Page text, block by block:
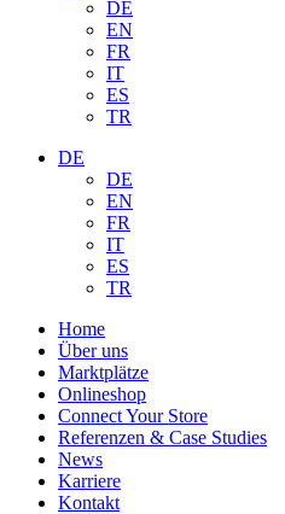
DE
EN
FR
IT
ES
TR
DE
DE
EN
FR
IT
ES
TR
Home
Über uns
Marktplätze
Onlineshop
Connect Your Store
Referenzen & Case Studies
News
Karriere
Kontakt